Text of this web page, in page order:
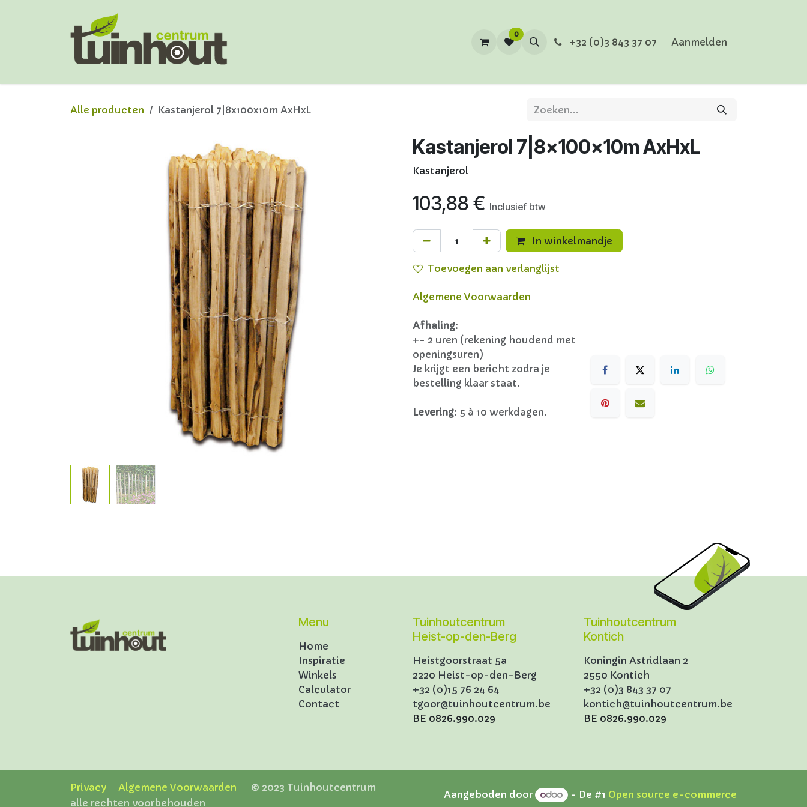
0
+32 (0)3 843 37 07 Aanmelden
Alle producten Kastanjerol 7|8x100x10m AxHxL
Kastanjerol 7|8x100x10m AxHxL
Kastanjerol
103,88 € Inclusief btw
In winkelmandje
Toevoegen aan verlanglijst
Algemene Voorwaarden
Afhaling:
+- 2 uren (rekening houdend met
openingsuren)
Je krijgt een bericht zodra je
bestelling klaar staat.
Levering: 5 à 10 werkdagen.
Menu
Home
Inspiratie
Winkels
Calculator
Contact
Tuinhoutcentrum
Heist-op-den-Berg
Heistgoorstraat 5a
2220 Heist-op-den-Berg
+32 (0)15 76 24 64
tgoor@tuinhoutcentrum.be
BE 0826.990.029
Tuinhoutcentrum
Kontich
Koningin Astridlaan 2
2550 Kontich
+32 (0)3 843 37 07
kontich@tuinhoutcentrum.be
BE 0826.990.029
Privacy Algemene Voorwaarden © 2023 Tuinhoutcentrum
alle rechten voorbehouden
Aangeboden door - De #1 Open source e-commerce